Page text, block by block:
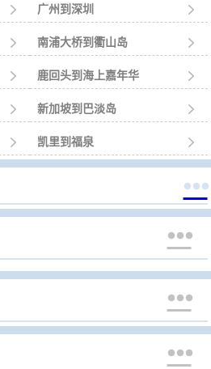
 广州到深圳 
 南浦大桥到衢山岛 
 鹿回头到海上嘉年华 
 新加坡到巴淡岛 
 凯里到福泉 



